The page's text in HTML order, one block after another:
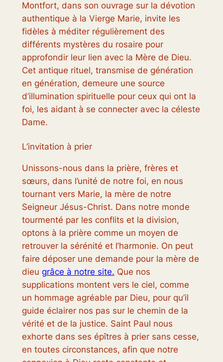
Montfort, dans son ouvrage sur la dévotion
authentique à la Vierge Marie, invite les
fidèles à méditer régulièrement des
différents mystères du rosaire pour
approfondir leur lien avec la Mère de Dieu.
Cet antique rituel, transmise de génération
en génération, demeure une source
d’illumination spirituelle pour ceux qui ont la
foi, les aidant à se connecter avec la céleste
Dame.
L’invitation à prier
Unissons-nous dans la prière, frères et
sœurs, dans l’unité de notre foi, en nous
tournant vers Marie, la mère de notre
Seigneur Jésus-Christ. Dans notre monde
tourmenté par les conflits et la division,
optons à la prière comme un moyen de
retrouver la sérénité et l’harmonie. On peut
faire déposer une demande pour la mère de
dieu grâce à notre site. Que nos
supplications montent vers le ciel, comme
un hommage agréable par Dieu, pour qu’il
guide éclairer nos pas sur le chemin de la
vérité et de la justice. Saint Paul nous
exhorte dans ses épîtres à prier sans cesse,
en toutes circonstances, afin que notre